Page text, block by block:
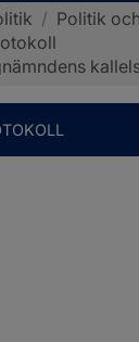
/ Politik